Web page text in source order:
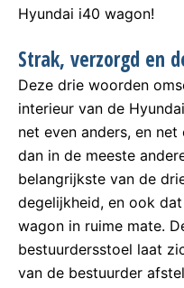
Hyundai i40 wagon!
Strak, verzorgd en
Deze drie woorden
interieur van de
net even anders, en
dan in de meeste
belangrijkste van de
degelijkheid, en ook
wagon in ruime mate.
bestuurdersstoel laat
van de bestuurder